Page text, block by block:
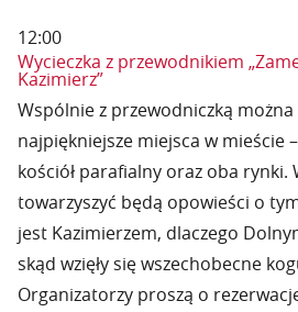
12:00
Wycieczka z przewodnikiem
Kazimierz”
Wspólnie z przewodniczką można
najpiękniejsze miejsca w mieście
kościół parafialny oraz oba rynki.
towarzyszyć będą opowieści o
jest Kazimierzem, dlaczego
skąd wzięły się wszechobecne
Organizatorzy proszą o